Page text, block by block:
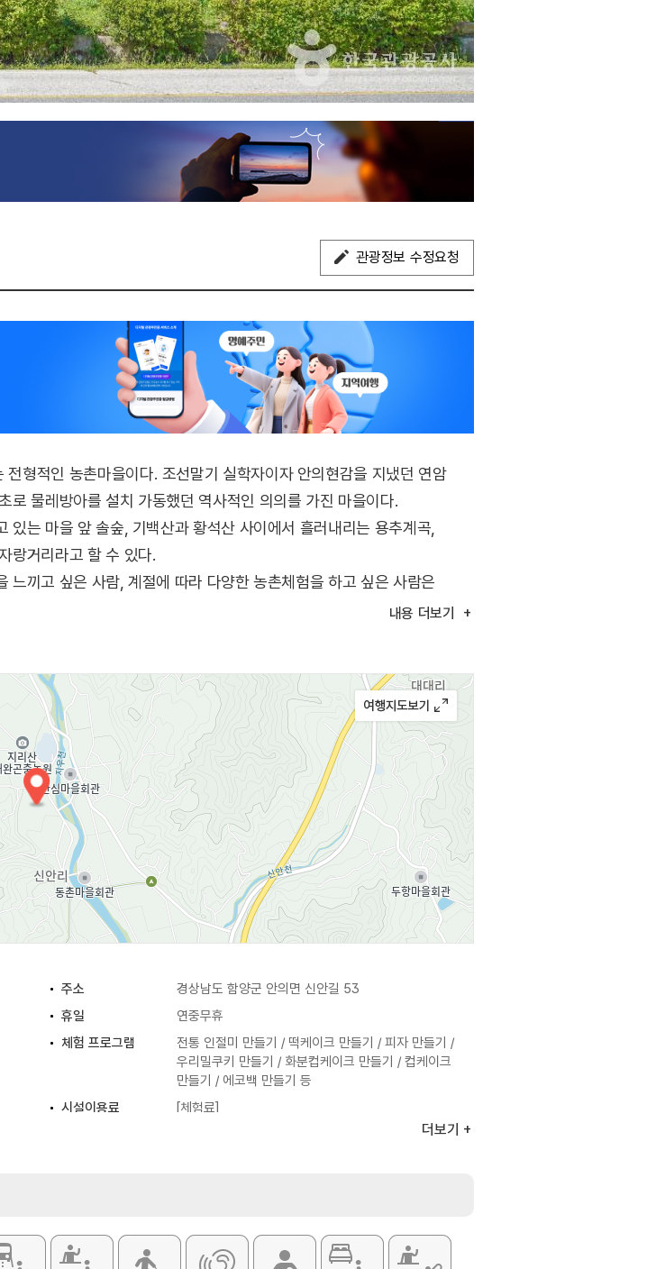
관광정보 수정요청
형적인 농촌마을이다. 조선말기 실학자이자 안의현감을 지냈던 연암
로 물레방아를 설치 가동했던 역사적인 의의를 가진 마을이다.
있는 마을 앞 솔숲, 기백산과 황석산 사이에서 흘러내리는 용추계곡,
랑거리라고 할 수 있다.
느끼고 싶은 사람, 계절에 따라 다양한 농촌체험을 하고 싶은 사람은
내용 더보기
주소
경상남도 함양군 안의면 신안길 53
휴일
연중무휴
체험 프로그램
전통 인절미 만들기 / 떡케이크 만들기 / 피자 만들기 /
우리밀쿠키 만들기 / 화분컵케이크 만들기 / 컵케이크
만들기 / 에코백 만들기 등
시설이용료
[체험료]
- 에코백 만들기 7,000원
※ 이용요금은 변동될 수 있으므로 자세한 사항은
더보기